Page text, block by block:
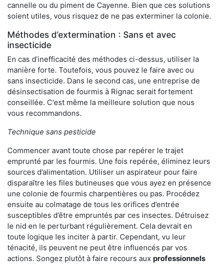
cannelle ou du piment de Cayenne. Bien que ces solutions
soient utiles, vous risquez de ne pas exterminer la colonie.
Méthodes d’extermination : Sans et avec
insecticide
En cas d’inefficacité des méthodes ci-dessus, utiliser la
manière forte. Toutefois, vous pouvez le faire avec ou
sans insecticide. Dans le second cas, une entreprise de
désinsectisation de fourmis à Rignac serait fortement
conseillée. C'est même la meilleure solution que nous
vous recommandons.
Technique sans pesticide
Commencer avant toute chose par repérer le trajet
emprunté par les fourmis. Une fois repérée, éliminez leurs
sources d’alimentation. Utiliser un aspirateur pour faire
disparaître les files butineuses que vous ayez en présence
une colonie de fourmis charpentières ou pas. Procédez
ensuite au colmatage de tous les orifices d’entrée
susceptibles d’être empruntés par ces insectes. Détruisez
le nid en le perturbant régulièrement. Cela devrait en
toute logique les inciter à partir. Cependant, vu leur
ténacité, ils peuvent ne peut être influencés par vos
actions. Songez plutôt à faire recours aux professionnels